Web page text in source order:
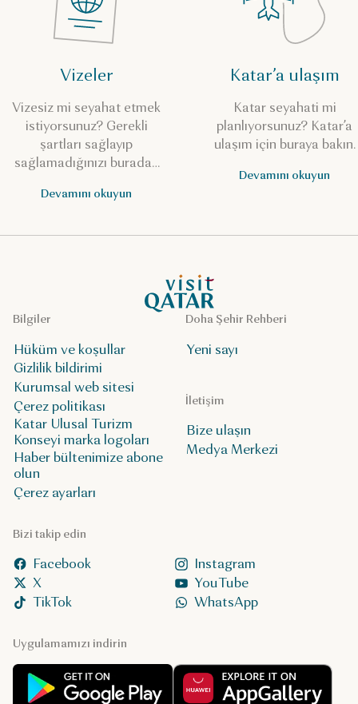
Vizeler
Vizesiz mi seyahat etmek
istiyorsunuz? Gerekli
şartları sağlayıp
sağlamadığınızı buradan
Devamını okuyun
Katar’a ulaşım
Katar seyahati mi
planlıyorsunuz? Katar’a
ulaşım için buraya bakın.
Devamını okuyun
VisitQatar Ana Sayfası
Uygulamamızı indirin
Doha Şehir Rehberi
Yeni sayı
Bizi takip edin
Facebook
Instagram
X
YouTube
TikTok
WhatsApp
İletişim
Bize ulaşın
Medya Merkezi
Bilgiler
Hüküm ve koşullar
Gizlilik bildirimi
Kurumsal web sitesi
Çerez politikası
Katar Ulusal Turizm
Konseyi marka logoları
Haber bültenimize abone
olun
Çerez ayarları